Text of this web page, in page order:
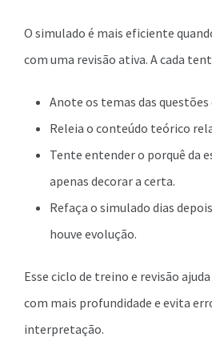
O simulado é mais eficiente
com uma revisão ativa. A cada
Anote os temas das questões
Releia o conteúdo teórico
Tente entender o porquê da
apenas decorar a certa.
Refaça o simulado dias
houve evolução.
Esse ciclo de treino e revisão
com mais profundidade e evita
interpretação.